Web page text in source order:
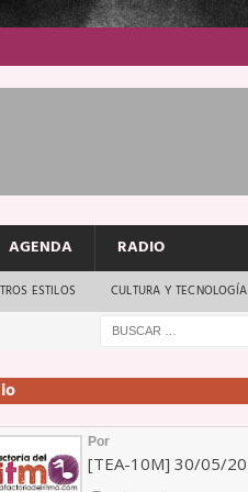
AGENDA RADIO
ESTILOS CULTURA Y TECNOLOGÍA